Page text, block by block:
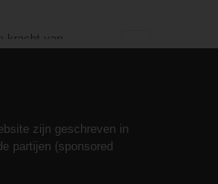
kracht van
en
zijn geschreven in
partijen (sponsored